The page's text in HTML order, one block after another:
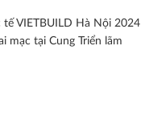
tế VIETBUILD Hà Nội 2024
mạc tại Cung Triển lãm